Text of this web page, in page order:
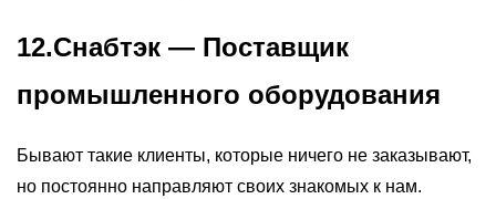
12.Снабтэк — Поставщик
промышленного оборудования
Бывают такие клиенты, которые ничего не заказывают,
но постоянно направляют своих знакомых к нам.